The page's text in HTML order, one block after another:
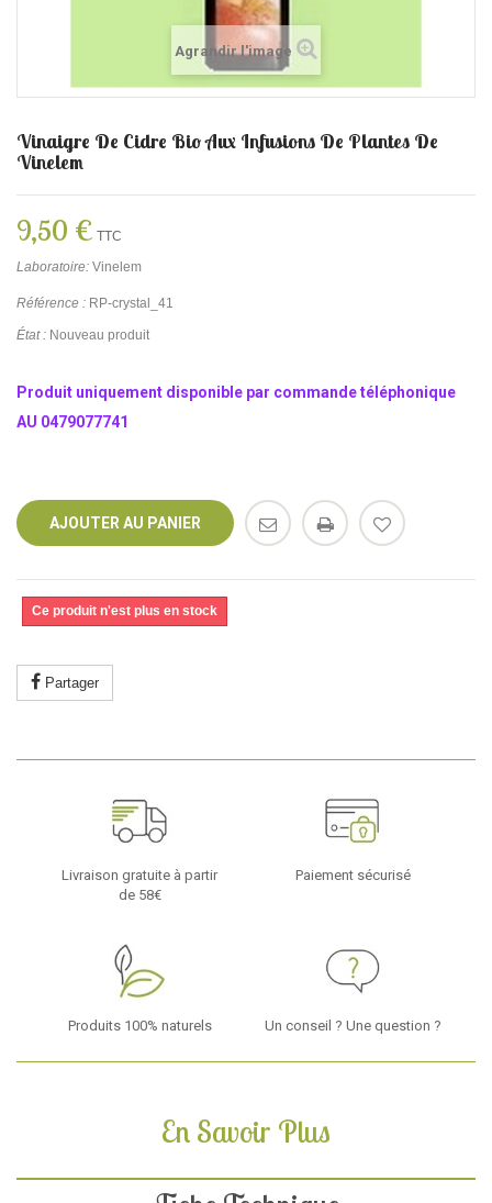
Agrandir l'image
Vinaigre De Cidre Bio Aux Infusions De Plantes De
Vinelem
9,50 € TTC
Laboratoire: Vinelem
Référence : RP-crystal_41
État : Nouveau produit
Produit uniquement disponible par commande téléphonique
AU 0479077741
AJOUTER AU PANIER
Ce produit n'est plus en stock
Partager
Livraison gratuite à partir
de 58€
Paiement sécurisé
Produits 100% naturels Un conseil ? Une question ?
En Savoir Plus